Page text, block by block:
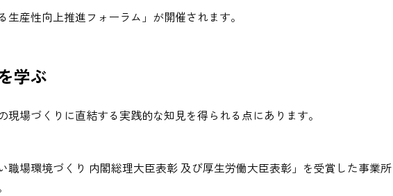
産性向上推進フォーラム」が開催されます。
学ぶ
場づくりに直結する実践的な知見を得られる点にあります。
職場環境づくり 内閣総理大臣表彰 及び厚生労働大臣表彰」を受賞した事業